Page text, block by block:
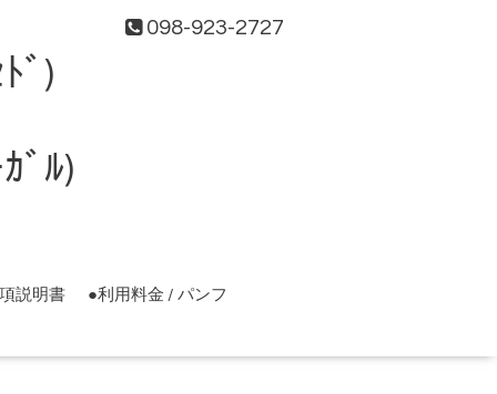
098-923-2727
ﾞ)
ﾙ)
説明書 ●利用料金 / パンフ